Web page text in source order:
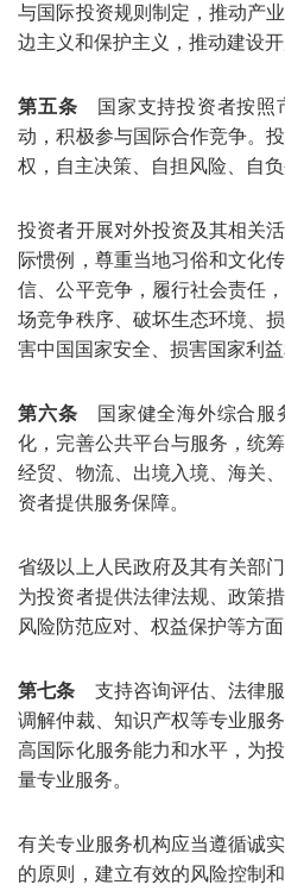
与国际投资规则制定，推动产
边主义和保护主义，推动建设开
第五条 国家支持投资者按照
动，积极参与国际合作竞争。
权，自主决策、自担风险、自负
投资者开展对外投资及其相关
际惯例，尊重当地习俗和文化
信、公平竞争，履行社会责任
场竞争秩序、破坏生态环境、
害中国国家安全、损害国家利益
第六条 国家健全海外综合服
化，完善公共平台与服务，统
经贸、物流、出境入境、海关
资者提供服务保障。
省级以上人民政府及其有关部
为投资者提供法律法规、政策
风险防范应对、权益保护等方
第七条 支持咨询评估、法律服
调解仲裁、知识产权等专业服
高国际化服务能力和水平，为
量专业服务。
有关专业服务机构应当遵循诚
的原则，建立有效的风险控制